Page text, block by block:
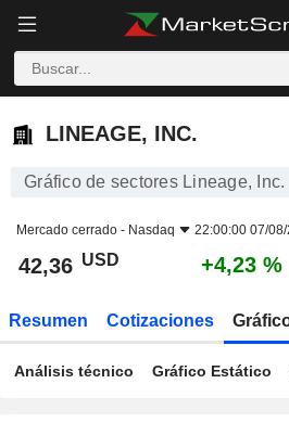
LINEAGE, INC.
LINEAGE, INC.
Gráfico de sectores Lineage, Inc.
Mercado cerrado - Nasdaq 22:00:00 07/
42,36 USD +4,23 %
Resumen Cotizaciones
Análisis técnico Gráfico Estático